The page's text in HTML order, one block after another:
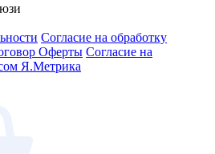
Согласие на обработку
Оферты Согласие на
Я.Метрика